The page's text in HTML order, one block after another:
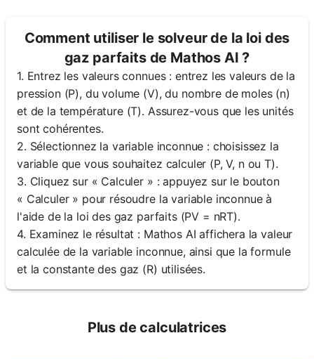
Comment utiliser le solveur de la loi des
gaz parfaits de Mathos AI ?
1. Entrez les valeurs connues : entrez les valeurs de la
pression (P), du volume (V), du nombre de moles (n)
et de la température (T). Assurez-vous que les unités
sont cohérentes.
2. Sélectionnez la variable inconnue : choisissez la
variable que vous souhaitez calculer (P, V, n ou T).
3. Cliquez sur « Calculer » : appuyez sur le bouton
« Calculer » pour résoudre la variable inconnue à
l'aide de la loi des gaz parfaits (PV = nRT).
4. Examinez le résultat : Mathos AI affichera la valeur
calculée de la variable inconnue, ainsi que la formule
et la constante des gaz (R) utilisées.
Plus de calculatrices